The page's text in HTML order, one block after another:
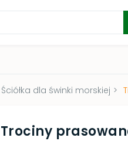
Ściółka dla świnki morskiej >
Trociny